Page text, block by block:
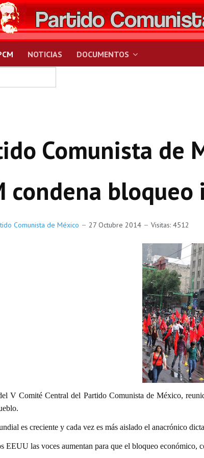
NOTICIAS
DOCUMENTOS
Comunista de
condena
Comunista de México 27 Octubre 2014 Visitas: 4512
V Comité Central del Partido Comunista de México,
es creciente y cada vez es más aislado el anacrónico
EEUU las voces aumentan para que el bloqueo económico,